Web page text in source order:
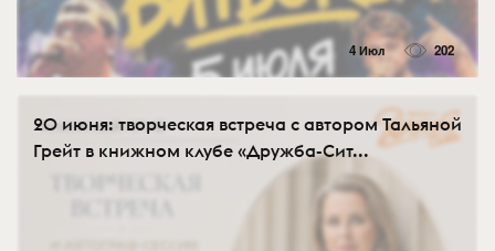
4 Июл 202
20 июня: творческая встреча с автором Тальяной
Грейт в книжном клубе «Дружба-Сит...